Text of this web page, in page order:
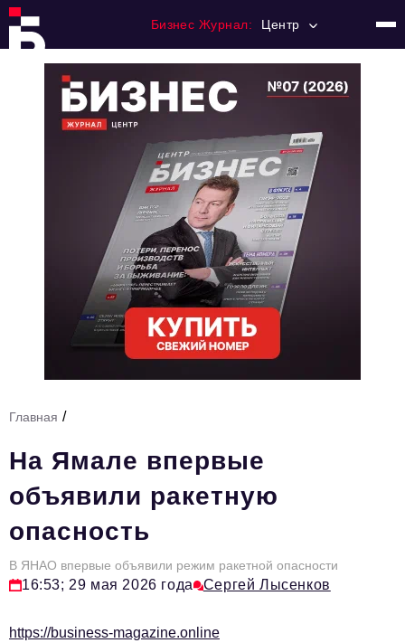
Бизнес Журнал: Центр
Регулирование
Премия "Тульский Бизнес"
История тульского предпринимательства
Тема номера
HR
Персона номера
Инфраструктура развития
Туризм
Главная /
На Ямале впервые
объявили ракетную
опасность
В ЯНАО впервые объявили режим ракетной опасности
16:53; 29 мая 2026 года Сергей Лысенков
https://business-magazine.online